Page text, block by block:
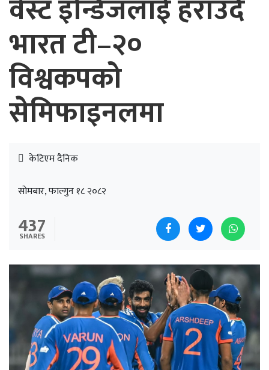
वेस्ट इन्डिजलाई हराउँदै
भारत टी–२०
विश्वकपको
सेमिफाइनलमा
केटिएम दैनिक
सोमबार, फाल्गुन १८ २०८२
437
SHARES